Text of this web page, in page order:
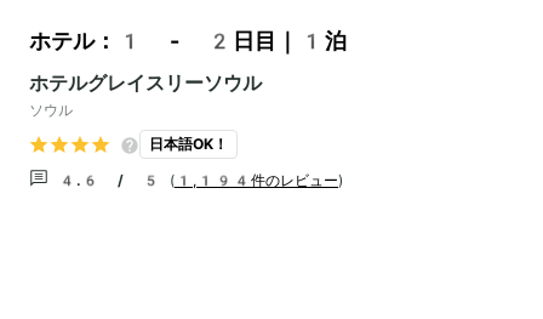
ホテル：1 - 2日目｜1泊
ホテルグレイスリーソウル
ソウル
日本語OK！
4.6 / 5 ( 1,194件のレビュー)